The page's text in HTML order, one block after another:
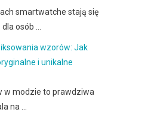
smartwatche stają się
osób …
wzorów: Jak
i unikalne
w modzie to prawdziwa
na …